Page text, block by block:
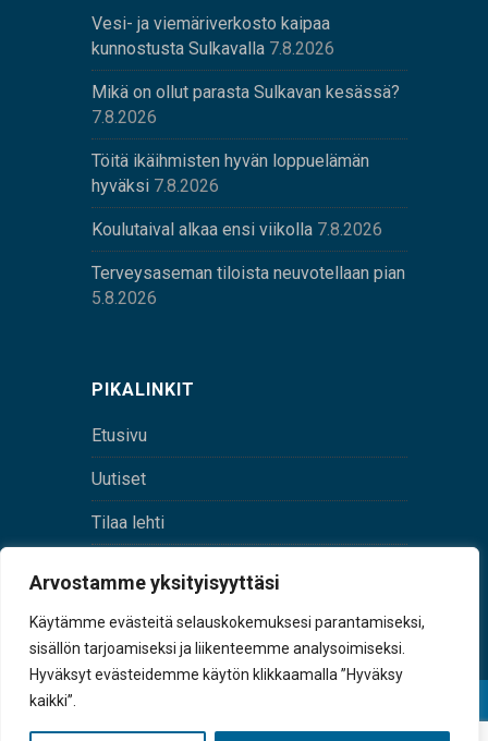
Arvostamme yksityisyyttäsi
Käytämme evästeitä selauskokemuksesi parantamiseksi,
sisällön tarjoamiseksi ja liikenteemme analysoimiseksi.
Hyväksyt evästeidemme käytön klikkaamalla ”Hyväksy
kaikki”.
Vesi- ja viemäriverkosto kaipaa
kunnostusta Sulkavalla 7.8.2026
Mikä on ollut parasta Sulkavan kesässä?
7.8.2026
Töitä ikäihmisten hyvän loppuelämän
hyväksi 7.8.2026
Koulutaival alkaa ensi viikolla 7.8.2026
Terveysaseman tiloista neuvotellaan pian
5.8.2026
PIKALINKIT
Etusivu
Uutiset
Tilaa lehti
tunnus 0167229-8